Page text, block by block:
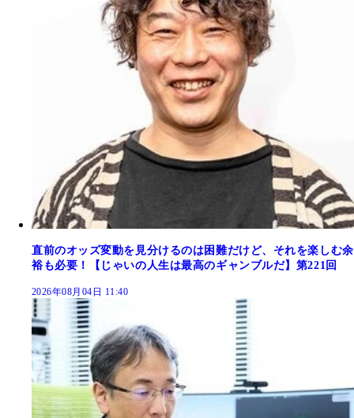
直前のオッズ変動を見分けるのは困難だけど、それを楽しむ余
裕も必要！【じゃいの人生は最高のギャンブルだ】第221回
2026年08月04日 11:40